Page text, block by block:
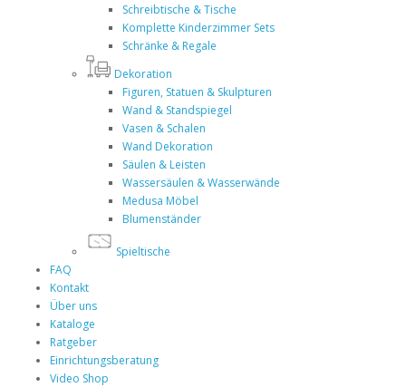
Schreibtische & Tische
Komplette Kinderzimmer Sets
Schränke & Regale
Dekoration
Figuren, Statuen & Skulpturen
Wand & Standspiegel
Vasen & Schalen
Wand Dekoration
Säulen & Leisten
Wassersäulen & Wasserwände
Medusa Möbel
Blumenständer
Spieltische
FAQ
Kontakt
Über uns
Kataloge
Ratgeber
Einrichtungsberatung
Video Shop